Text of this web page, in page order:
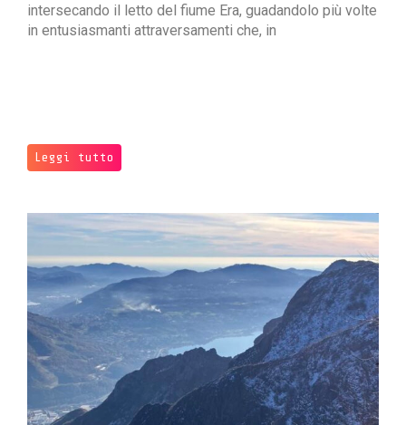
intersecando il letto del fiume Era, guadandolo più volte
in entusiasmanti attraversamenti che, in
Leggi tutto